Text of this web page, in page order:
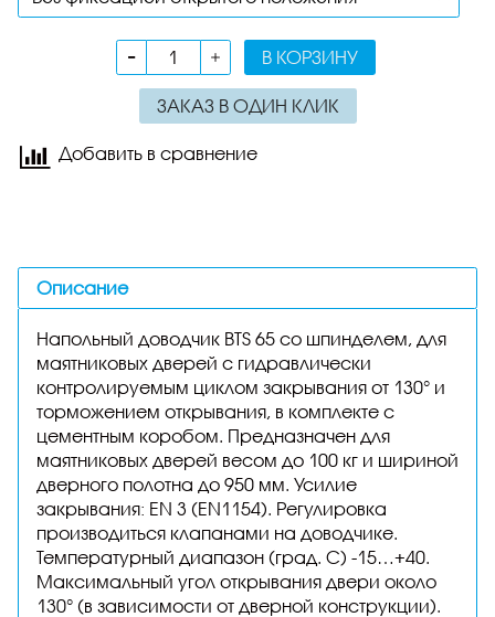
В КОРЗИНУ
ЗАКАЗ В ОДИН КЛИК
Добавить в сравнение
Описание
Напольный доводчик BTS 65 со шпинделем, для
маятниковых дверей с гидравлически
контролируемым циклом закрывания от 130° и
торможением открывания, в комплекте с
цементным коробом. Предназначен для
маятниковых дверей весом до 100 кг и шириной
дверного полотна до 950 мм. Усилие
закрывания: EN 3 (EN1154). Регулировка
производиться клапанами на доводчике.
Температурный диапазон (град. С) -15…+40.
Максимальный угол открывания двери около
130° (в зависимости от дверной конструкции).